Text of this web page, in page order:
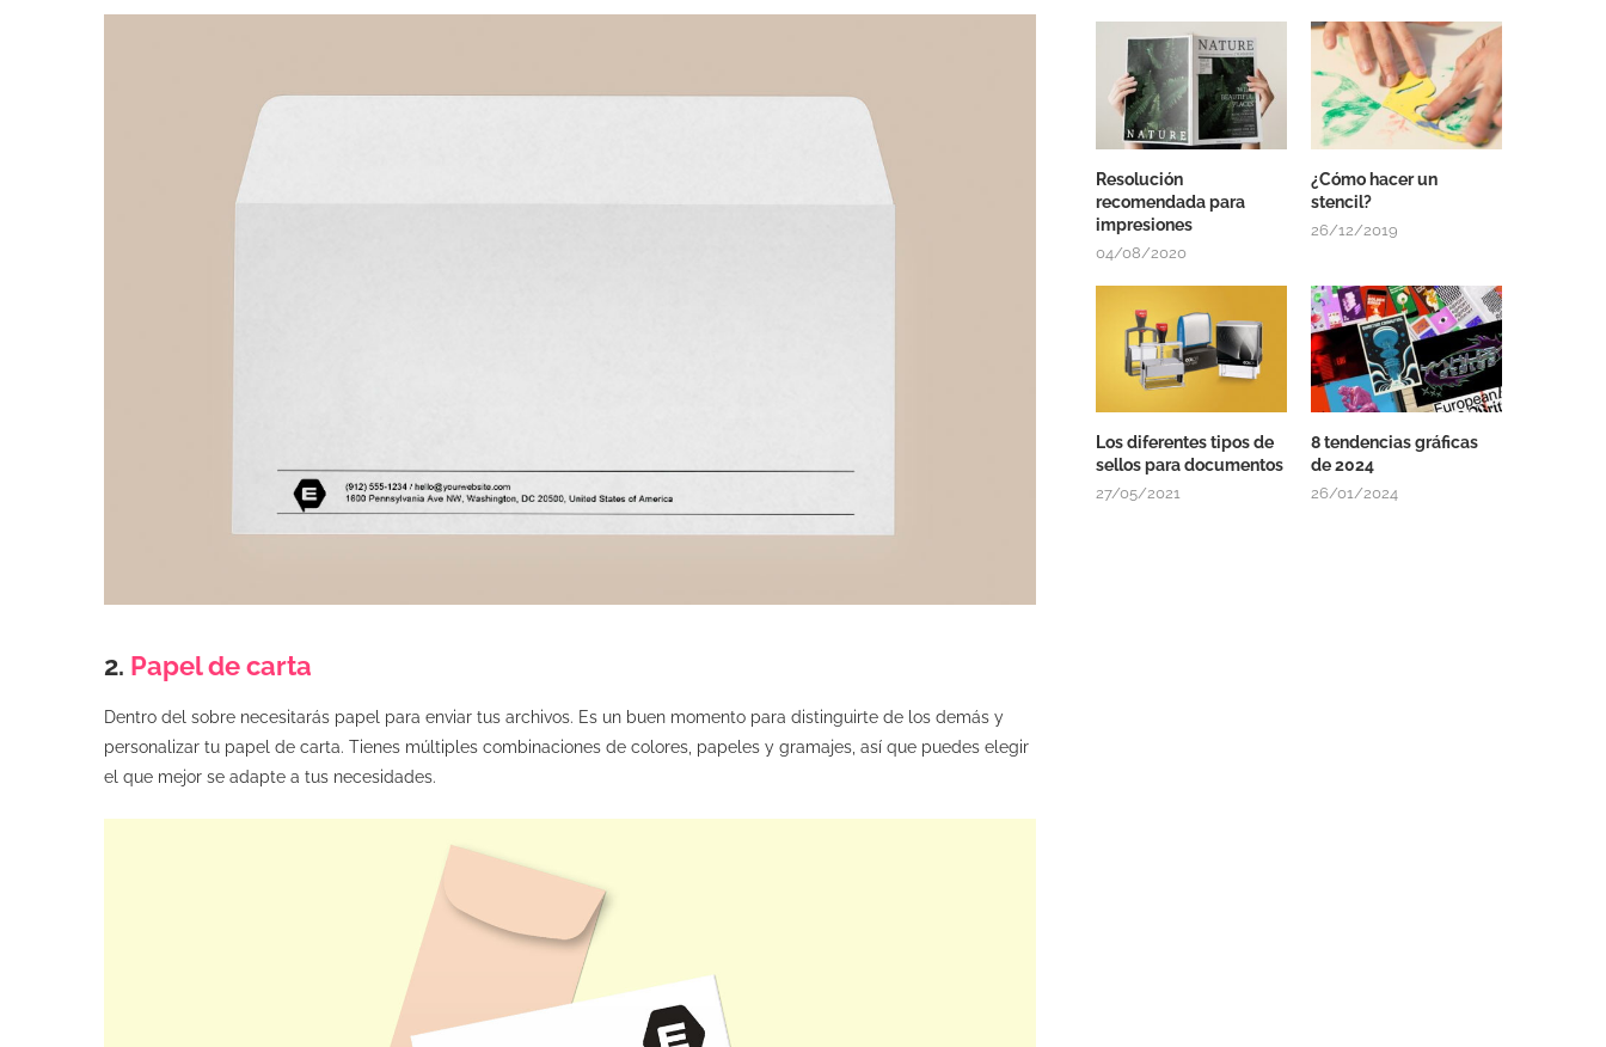
2. Papel de carta
Dentro del sobre necesitarás papel para enviar tus archivos. Es un buen momento para distinguirte de los demás y
personalizar tu papel de carta. Tienes múltiples combinaciones de colores, papeles y gramajes, así que puedes elegir
el que mejor se adapte a tus necesidades.
Resolución
recomendada para
impresiones
04/08/2020
¿Cómo hacer un
stencil?
26/12/2019
Los diferentes tipos de
sellos para documentos
27/05/2021
8 tendencias gráficas
de 2024
26/01/2024